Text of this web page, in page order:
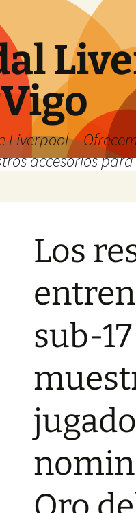
Liverpool –
accesorios
Los
sub-